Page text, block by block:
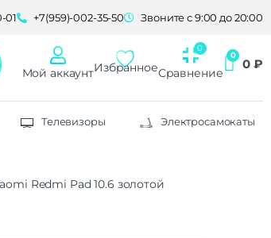
01 +7(959)-002-35-50 Звоните с 9:00 до 20:00
Мой аккаунтИзбранноеСравнение
0 ₽
Телевизоры Электросамокаты
Redmi Pad 10.6 золотой